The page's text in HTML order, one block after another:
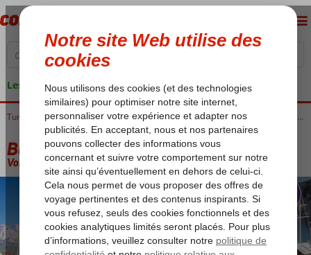
Les garanties de vacances
Côte Égéenne Blue Cruises Blue Cruises Bodrum Blue Cruise & Regal Hotel Bitez
Blue Cruise & Regal Hotel Bitez
Voir description (option 2)